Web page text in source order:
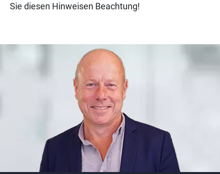
Sie diesen Hinweisen Beachtung!